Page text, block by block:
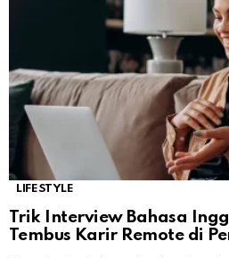
LIFESTYLE
Trik Interview Bahasa
Tembus Karir Remote di